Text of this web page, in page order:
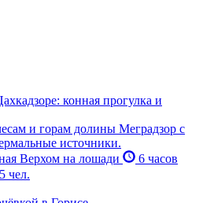
конная прогулка и
и горам долины Меградзор с
источники.
Верхом на лошади
6 часов
чел.